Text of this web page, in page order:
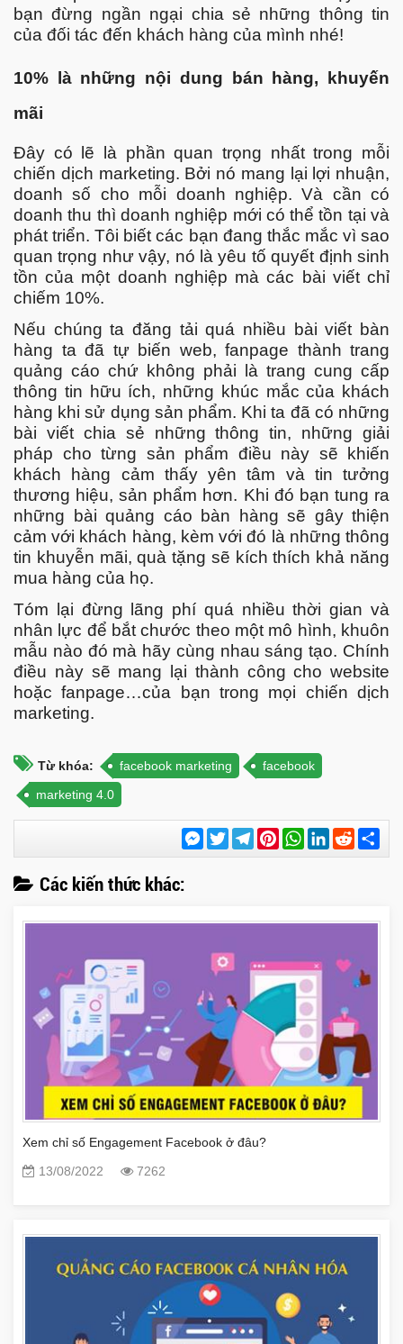
bạn đừng ngần ngại chia sẻ những thông tin
của đối tác đến khách hàng của mình nhé!
10% là những nội dung bán hàng, khuyến
mãi
Đây có lẽ là phần quan trọng nhất trong mỗi
chiến dịch marketing. Bởi nó mang lại lợi nhuận,
doanh số cho mỗi doanh nghiệp. Và cần có
doanh thu thì doanh nghiệp mới có thể tồn tại và
phát triển. Tôi biết các bạn đang thắc mắc vì sao
quan trọng như vậy, nó là yêu tố quyết định sinh
tồn của một doanh nghiệp mà các bài viết chỉ
chiếm 10%.
Nếu chúng ta đăng tải quá nhiều bài viết bàn
hàng ta đã tự biến web, fanpage thành trang
quảng cáo chứ không phải là trang cung cấp
thông tin hữu ích, những khúc mắc của khách
hàng khi sử dụng sản phẩm. Khi ta đã có những
bài viết chia sẻ những thông tin, những giải
pháp cho từng sản phẩm điều này sẽ khiến
khách hàng cảm thấy yên tâm và tin tưởng
thương hiệu, sản phẩm hơn. Khi đó bạn tung ra
những bài quảng cáo bàn hàng sẽ gây thiện
cảm với khách hàng, kèm với đó là những thông
tin khuyễn mãi, quà tặng sẽ kích thích khả năng
mua hàng của họ.
Tóm lại đừng lãng phí quá nhiều thời gian và
nhân lực để bắt chước theo một mô hình, khuôn
mẫu nào đó mà hãy cùng nhau sáng tạo. Chính
điều này sẽ mang lại thành công cho website
hoặc fanpage…của bạn trong mọi chiến dịch
marketing.
Từ khóa: facebook marketing
facebook
marketing 4.0
Messenger
TwitterTelegramPinterestWhatsApp
LinkedInReddit
Các kiến thức khác:
Xem chỉ số Engagement Facebook ở đâu?
13/08/2022
7262